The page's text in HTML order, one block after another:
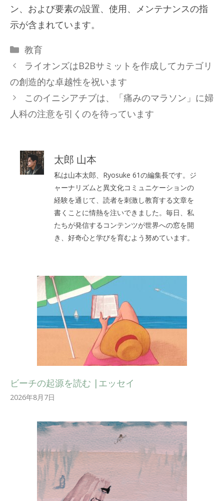
ン、および要素の設置、使用、メンテナンスの指
示が含まれています。
カ
テ
リ
ー
教育
ライオンズはB2Bサミットを作成してカテゴリ
の創造的な卓越性を祝います
このイニシアチブは、「痛みのマラソン」に婦
人科の注意を引くのを待っています
太郎 山本
私は山本太郎、Ryosuke 61の編集長です。ジ
ャーナリズムと異文化コミュニケーションの
経験を通じて、読者を刺激し教育する文章を
書くことに情熱を注いできました。毎日、私
たちが発信するコンテンツが世界への窓を開
き、好奇心と学びを育むよう努めています。
ビーチの起源を読む |エッセイ
2026年8月7日